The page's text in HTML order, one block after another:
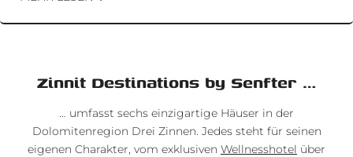
Menschen begeistern,
Teil von sechs einzigartigen Betrieben im Herzen der
Dolomiten werden.
Klick dich durch unsere offenen Jobs, such dir deinen
Lieblingsplatz aus – und bewirb dich mit einem Lächeln.
Zinnit Destinations by Senfter …
… umfasst sechs einzigartige Häuser in der
Dolomitenregion Drei Zinnen. Jedes steht für seinen
eigenen Charakter, vom exklusiven Wellnesshotel über